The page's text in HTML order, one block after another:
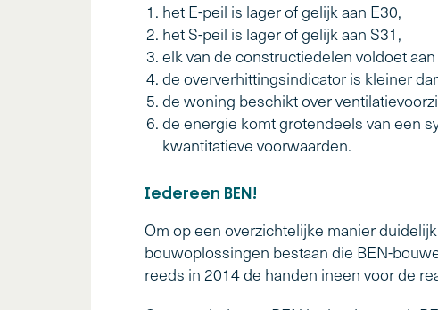
het E-peil is lager of gelijk aan E30,
het S-peil is lager of gelijk aan S31,
elk van de constructiedelen voldoet
de oververhittingsindicator is kleiner
de woning beschikt over
de energie komt grotendeels van een
kwantitatieve voorwaarden.
Iedereen BEN!
Om op een overzichtelijke manier
bouwoplossingen bestaan die BEN-
reeds in 2014 de handen ineen voor de